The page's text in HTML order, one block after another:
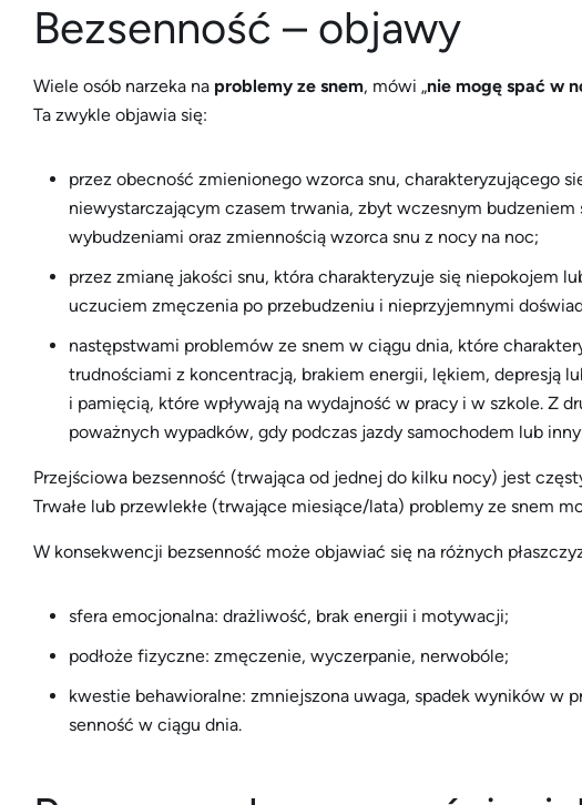
Bezsenność – objawy
Wiele osób narzeka na problemy ze snem, mówi „nie mogę spać w
Ta zwykle objawia się:
przez obecność zmienionego wzorca snu, charakteryzującego
niewystarczającym czasem trwania, zbyt wczesnym budzeniem
wybudzeniami oraz zmiennością wzorca snu z nocy na noc;
przez zmianę jakości snu, która charakteryzuje się niepokojem
uczuciem zmęczenia po przebudzeniu i nieprzyjemnymi
następstwami problemów ze snem w ciągu dnia, które
trudnościami z koncentracją, brakiem energii, lękiem, depresją
i pamięcią, które wpływają na wydajność w pracy i w szkole. Z
poważnych wypadków, gdy podczas jazdy samochodem lub
Przejściowa bezsenność (trwająca od jednej do kilku nocy) jest
Trwałe lub przewlekłe (trwające miesiące/lata) problemy ze snem
W konsekwencji bezsenność może objawiać się na różnych
sfera emocjonalna: drażliwość, brak energii i motywacji;
podłoże fizyczne: zmęczenie, wyczerpanie, nerwobóle;
kwestie behawioralne: zmniejszona uwaga, spadek wyników w
senność w ciągu dnia.